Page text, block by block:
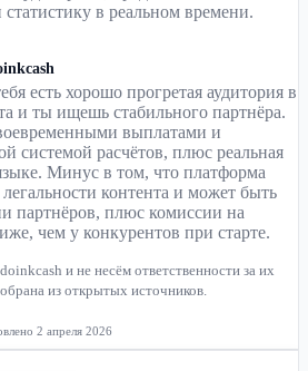
в реальном времени.
есть хорошо прогретая аудитория в
и ты ищешь стабильного партнёра.
выплатами и
системой расчётов, плюс реальная
Минус в том, что платформа
контента и может быть
партнёров, плюс комиссии на
чем у конкурентов при старте.
и не несём ответственности за их
из открытых источников.
2 апреля 2026